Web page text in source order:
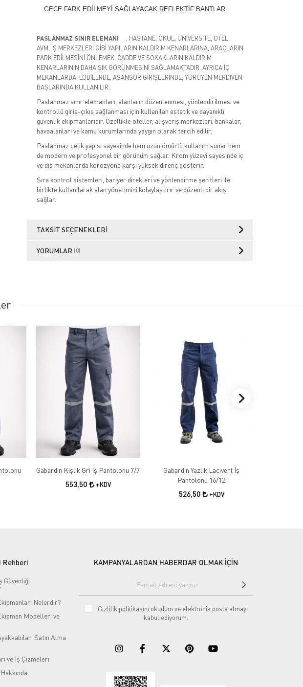
GECE FARK EDİLMEYİ SAĞLAYACAK REFLEKTİF BANTLAR
PASLANMAZ SINIR ELEMANI
, HASTANE, OKUL, ÜNİVERSİTE, OTEL,
AVM, İŞ MERKEZLERİ GİBİ YAPILARIN KALDIRIM KENARLARINA, ARAÇLARIN
PARK EDİLMESİNİ ÖNLEMEK, CADDE VE SOKAKLARIN KALDIRIM
KENARLARININ DAHA ŞIK GÖRÜNMESİNİ SAĞLAMAKTADIR. AYRICA İÇ
MEKANLARDA, LOBİLERDE, ASANSÖR GİRİŞLERİNDE, YÜRÜYEN MERDİVEN
BAŞLARINDA KULLANILIR.
Paslanmaz sınır elemanları, alanların düzenlenmesi, yönlendirilmesi ve
kontrollü giriş-çıkış sağlanması için kullanılan estetik ve dayanıklı
güvenlik ekipmanlarıdır. Özellikle oteller, alışveriş merkezleri, bankalar,
havaalanları ve kamu kurumlarında yaygın olarak tercih edilir.
Paslanmaz çelik yapısı sayesinde hem uzun ömürlü kullanım sunar hem
de modern ve profesyonel bir görünüm sağlar. Krom yüzeyi sayesinde iç
ve dış mekanlarda korozyona karşı yüksek direnç gösterir.
Sıra kontrol sistemleri, bariyer direkleri ve yönlendirme şeritleri ile
birlikte kullanılarak alan yönetimini kolaylaştırır ve düzenli bir akış
sağlar.
TAKSIT SEÇENEKLERI
YORUMLAR (0)
Gabardin Kışlık Gri İş Pantolonu 7/7
553,50 +KDV
Gabardin Yazlık Lacivert İş
Pantolonu 16/12
526,50 +KDV
Rehberi
Güvenliği
Nelerdir?
Modelleri ve
Satın Alma
ve İş Çizmeleri
KAMPANYALARDAN HABERDAR OLMAK İÇİN
Gizlilik politikasını okudum ve elektronik posta almayı
kabul ediyorum.